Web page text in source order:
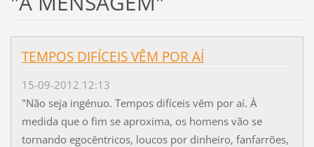
TEMPOS DIFÍCEIS VÊM POR AÍ
15-09-2012 12:13
"Não seja ingénuo. Tempos difíceis vêm por aí. À
medida que o fim se aproxima, os homens vão se
tornando egocêntricos, loucos por dinheiro, fanfarrões,